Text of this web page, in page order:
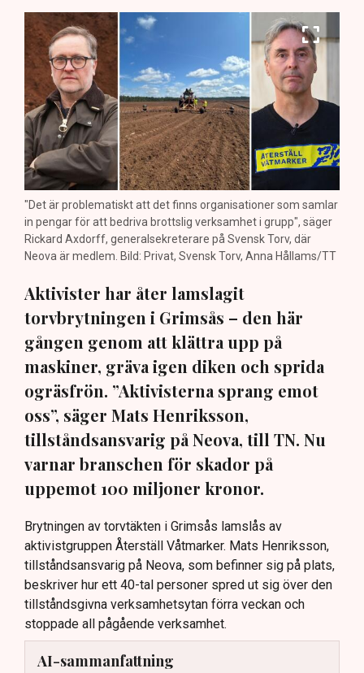
"Det är problematiskt att det finns organisationer som samlar
in pengar för att bedriva brottslig verksamhet i grupp", säger
Rickard Axdorff, generalsekreterare på Svensk Torv, där
Neova är medlem. Bild: Privat, Svensk Torv, Anna Hållams/TT
Aktivister har åter lamslagit
torvbrytningen i Grimsås – den här
gången genom att klättra upp på
maskiner, gräva igen diken och sprida
ogräsfrön. ”Aktivisterna sprang emot
oss”, säger Mats Henriksson,
tillståndsansvarig på Neova, till TN. Nu
varnar branschen för skador på
uppemot 100 miljoner kronor.
Brytningen av torvtäkten i Grimsås lamslås av
aktivistgruppen Återställ Våtmarker. Mats Henriksson,
tillståndsansvarig på Neova, som befinner sig på plats,
beskriver hur ett 40-tal personer spred ut sig över den
tillståndsgivna verksamhetsytan förra veckan och
stoppade all pågående verksamhet.
AI-sammanfattning